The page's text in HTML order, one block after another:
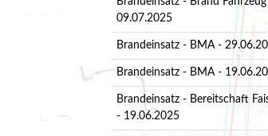
09.07.2025
Brandeinsatz - BMA -
Brandeinsatz - BMA -
Brandeinsatz - Bereitschaft
- 19.06.2025